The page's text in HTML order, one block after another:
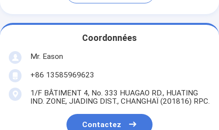
Coordonnées
Mr. Eason
+86 13585969623
1/F BÂTIMENT 4, No. 333 HUAGAO RD., HUATING
IND. ZONE, JIADING DIST., CHANGHAÏ (201816) RPC.
Contactez